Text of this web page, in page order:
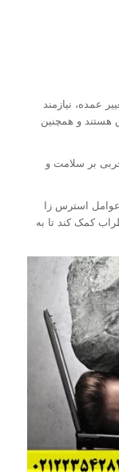
عمده، نیازمند
هستند و همچنین
بر سلامت و
استرس زا
کمک کند تا به